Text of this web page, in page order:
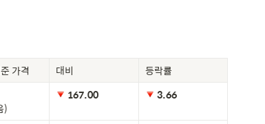
가격 대비
등락률
)
167.00 3.66